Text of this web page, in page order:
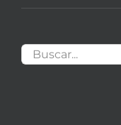
Buscar: